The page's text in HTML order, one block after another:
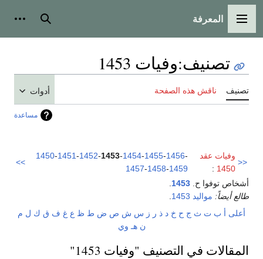
القائمة الرئيسية
المعرفة بحث
تصنيف:وفيات 1453
تصنيف ناقش هذه الصفحة أدوات
مساعدة
<<
وفيات عقد
1450
:
1450-1451-1452-1453-1454-1455-1456-
1457-1458-1459
>>
أشخاص توفوا ح. 1453
طالع أيضاً: مواليد 1453
أعلى أ ب ت ث ج ح خ د ذ ر ز س ش ص ض ط ظ ع غ ف ق ك ل م
ن هـ وي
المقالات في التصنيف "وفيات 1453"